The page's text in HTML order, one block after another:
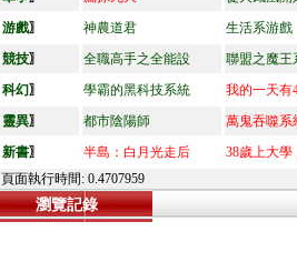
游戲〗 神農道君 生活系游戲
競技〗 全職高手之全能設 聯盟之魔王
科幻〗 學霸的黑科技系統 我的一天有
靈異〗 都市陰陽師 萬鬼吞噬系
新書〗 半島：白月光走后 38歲上大學
頁面執行時間: 0.4707959
瀏覽記錄